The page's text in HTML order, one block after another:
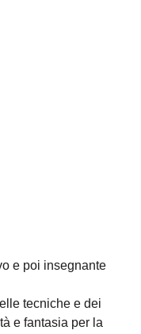
e poi insegnante
tecniche e dei
e fantasia per la